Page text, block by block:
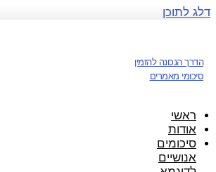
דלג לתוכן
הדרך הנכונה להזמין
סיכומי מאמרים
ראשי
אודות
סיכומים
אנושיים